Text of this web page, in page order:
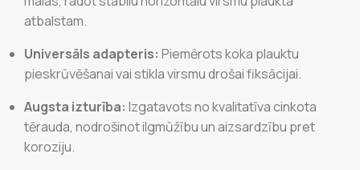
atbalstam.
Universāls adapteris: Piemērots koka plauktu
pieskrūvēšanai vai stikla virsmu drošai fiksācijai.
Augsta izturība: Izgatavots no kvalitatīva cinkota
tērauda, nodrošinot ilgmūžību un aizsardzību pret
koroziju.